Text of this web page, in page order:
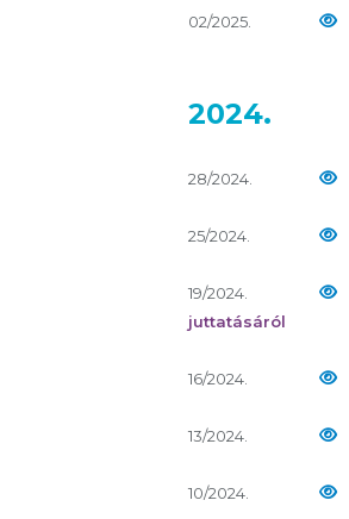
02/2025.
2024.
28/2024.
25/2024.
19/2024.
juttatásáról
16/2024.
13/2024.
10/2024.